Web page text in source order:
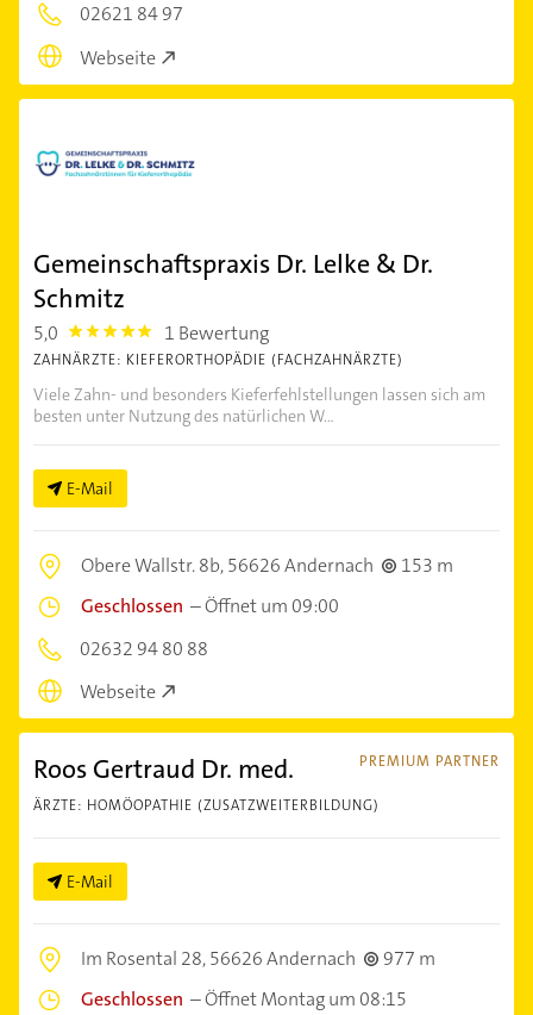
02621 84 97
Webseite
Gemeinschaftspraxis Dr. Lelke & Dr.
Schmitz
5,0 5.0 1 Bewertung
ZAHNÄRZTE: KIEFERORTHOPÄDIE (FACHZAHNÄRZTE)
Viele Zahn- und besonders Kieferfehlstellungen lassen sich am
besten unter Nutzung des natürlichen W...
E-Mail
Obere Wallstr. 8b,56626 Andernach
153 m
Geschlossen –Öffnet um 09:00
02632 94 80 88
Webseite
PREMIUM PARTNER
Roos Gertraud Dr. med.
ÄRZTE: HOMÖOPATHIE (ZUSATZWEITERBILDUNG)
E-Mail
Im Rosental 28,56626 Andernach
977 m
Geschlossen –Öffnet Montag um 08:15